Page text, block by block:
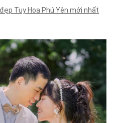
Tuy Hoa Phú Yên mới nhất